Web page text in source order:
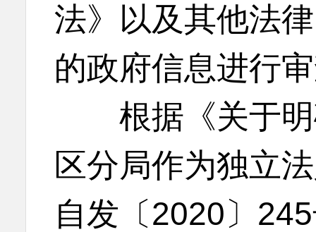
法》以及其他法
的政府信息进行
根据《关于明
区分局作为独立
自发〔2020〕